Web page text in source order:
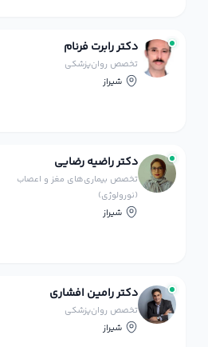
دکتر رابرت فرنام
تخصص روان‌پزشکی
شیراز
دکتر راضیه رضایی
تخصص بیماری‌های مغز و اعصاب
(نورولوژی)
شیراز
دکتر رامین افشاری
تخصص روان‌پزشکی
شیراز